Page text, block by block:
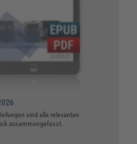
sind alle relevanten
zusammengefasst.